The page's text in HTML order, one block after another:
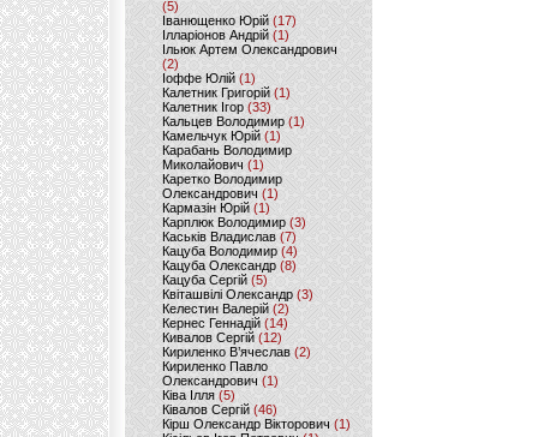
(5)
Іванющенко Юрій (17)
Ілларіонов Андрій (1)
Ільюк Артем Олександрович
(2)
Іоффе Юлій (1)
Калетник Григорій(1)
Калетник Ігор (33)
Кальцев Володимир(1)
Камельчук Юрій (1)
Карабань Володимир
Миколайович (1)
Каретко Володимир
Олександрович (1)
Кармазін Юрій(1)
Карплюк Володимир(3)
Каськів Владислав (7)
Кацуба Володимир (4)
Кацуба Олександр (8)
Кацуба Сергій (5)
Квіташвілі Олександр(3)
Келестин Валерій(2)
Кернес Геннадій (14)
Кивалов Сергій (12)
Кириленко В’ячеслав (2)
Кириленко Павло
Олександрович (1)
Ківа Ілля (5)
Ківалов Сергій(46)
Кірш Олександр Вікторович (1)